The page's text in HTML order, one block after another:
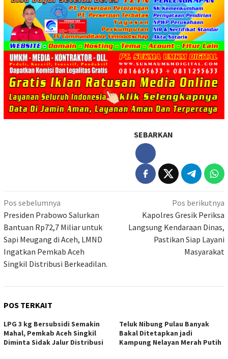
SEBARKAN
Navigasi
pos
Pos sebelumnya
Presiden Prabowo Salurkan
Bantuan Rp72,7 Miliar untuk
Sapi Meugang di Aceh, LMND
Ingatkan Pemkab Aceh
Singkil Distribusi Berkeadilan.
Pos berikutnya
Kapolres Gresik Periksa
Langsung Kendaraan Dinas,
Pastikan Siap Layani
Masyarakat
POS TERKAIT
LPG 3 kg Bersubsidi Semakin
Mahal, Pemkab Aceh Singkil
Diminta Sidak Jalur Distribusi
Teluk Nibung Pulau Banyak
Bakal Ditetapkan jadi
Kampung Nelayan Merah Putih